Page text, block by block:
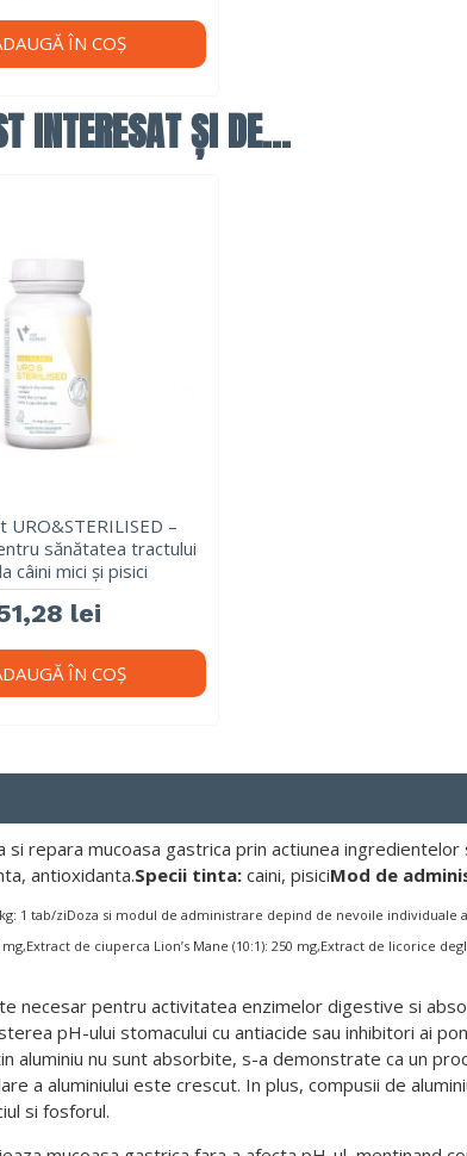
ÎN COŞ
INTERESAT ȘI DE...
URO&STERILISED –
sănătatea tractului
câini mici și pisici
lei
ÎN COŞ
repara mucoasa gastrica prin actiunea
antioxidanta.Specii tinta: caini, pisiciMod de
kg: 1 tab/ziDoza si modul de administrare depind de nevoile
mg,Extract de ciuperca Lion’s Mane (10:1): 250 mg,Extract de licorice
necesar pentru activitatea enzimelor digestive si
pH-ului stomacului cu antiacide sau inhibitori ai
aluminiu nu sunt absorbite, s-a demonstrate ca un
a aluminiului este crescut. In plus, compusii de
si fosforul.